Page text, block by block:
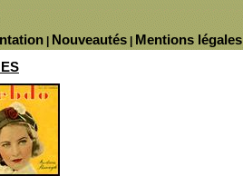
Mentions légales
Nouveautés